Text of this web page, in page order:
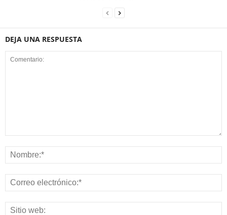
DEJA UNA RESPUESTA